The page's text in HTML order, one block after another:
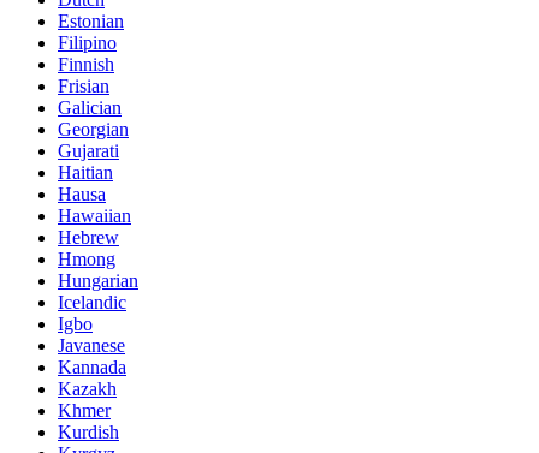
Estonian
Filipino
Finnish
Frisian
Galician
Georgian
Gujarati
Haitian
Hausa
Hawaiian
Hebrew
Hmong
Hungarian
Icelandic
Igbo
Javanese
Kannada
Kazakh
Khmer
Kurdish